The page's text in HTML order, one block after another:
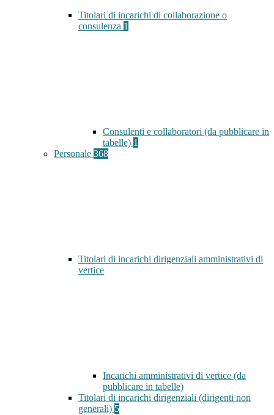
Titolari di incarichi di collaborazione o
consulenza 1
Consulenti e collaboratori (da pubblicare in
tabelle) 1
Personale 368
Titolari di incarichi dirigenziali amministrativi di
vertice
Incarichi amministrativi di vertice (da
pubblicare in tabelle)
Titolari di incarichi dirigenziali (dirigenti non
generali) 5